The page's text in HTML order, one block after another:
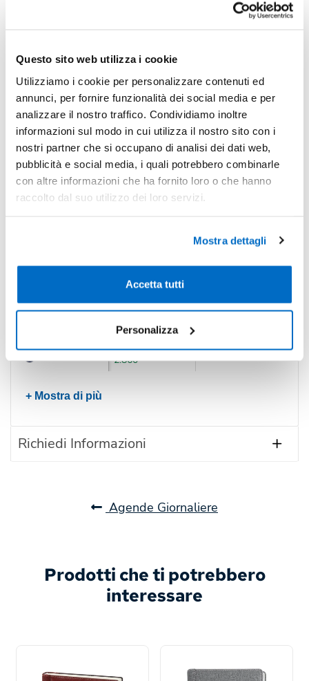
Questo sito web utilizza i cookie
Utilizziamo i cookie per personalizzare contenuti ed
annunci, per fornire funzionalità dei social media e per
analizzare il nostro traffico. Condividiamo inoltre
informazioni sul modo in cui utilizza il nostro sito con i
nostri partner che si occupano di analisi dei dati web,
pubblicità e social media, i quali potrebbero combinarle
con altre informazioni che ha fornito loro o che hanno
raccolto dal suo utilizzo dei loro servizi.
Mostra dettagli
Accetta tutti
Personalizza
Condividi
Disponibilità
Colore Disponibilità
Prossimi arrivi
Arancio
820
820
1.060
2.860
+ Mostra di più
Richiedi Informazioni
Agende Giornaliere
Prodotti che ti potrebbero
interessare